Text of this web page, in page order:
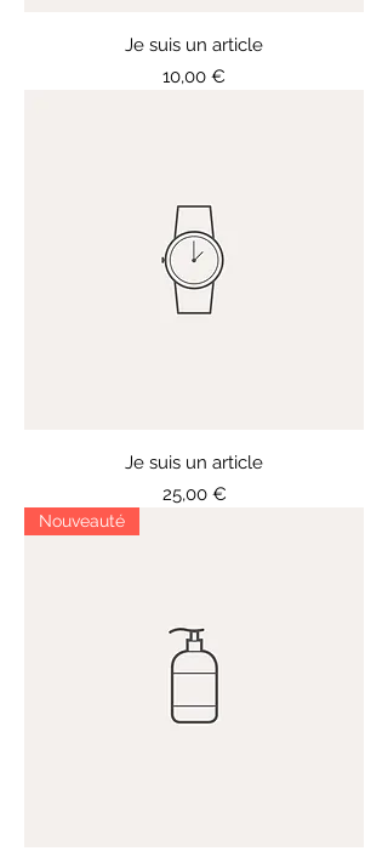
Je suis un article
Prix
10,00 €
Je suis un article
Prix
25,00 €
Nouveauté